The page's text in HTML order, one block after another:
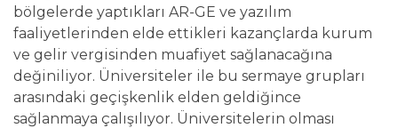
bölgelerde yaptıkları AR-GE ve yazılım
faaliyetlerinden elde ettikleri kazançlarda kurum
ve gelir vergisinden muafiyet sağlanacağına
değiniliyor. Üniversiteler ile bu sermaye grupları
arasındaki geçişkenlik elden geldiğince
sağlanmaya çalışılıyor. Üniversitelerin olması